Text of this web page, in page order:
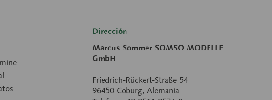
Dirección
Marcus Sommer SOMSO MODELLE
GmbH
Friedrich-Rückert-Straße 54
96450 Coburg, Alemania